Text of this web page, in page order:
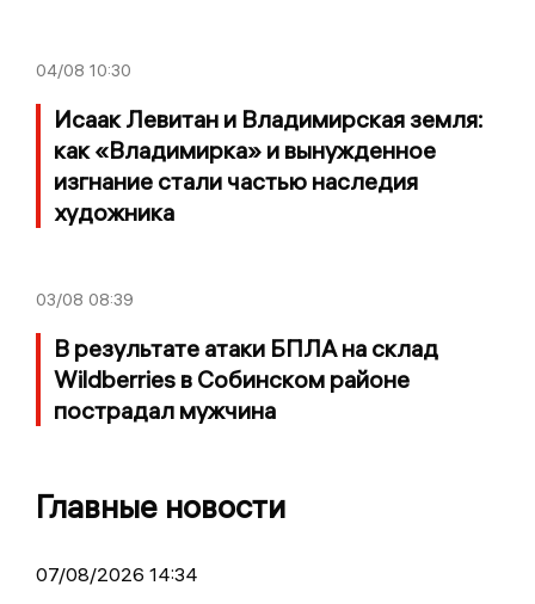
04/08 10:30
Исаак Левитан и Владимирская земля:
как «Владимирка» и вынужденное
изгнание стали частью наследия
художника
03/08 08:39
В результате атаки БПЛА на склад
Wildberries в Собинском районе
пострадал мужчина
Главные новости
07/08/2026 14:34